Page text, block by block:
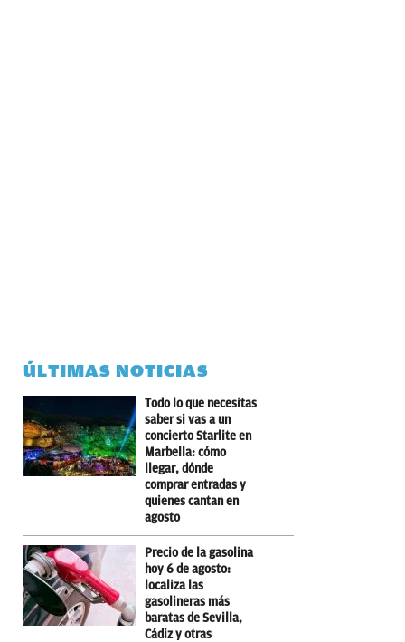
ÚLTIMAS NOTICIAS
Todo lo que necesitas
saber si vas a un
concierto Starlite en
Marbella: cómo
llegar, dónde
comprar entradas y
quienes cantan en
agosto
Precio de la gasolina
hoy 6 de agosto:
localiza las
gasolineras más
baratas de Sevilla,
Cádiz y otras